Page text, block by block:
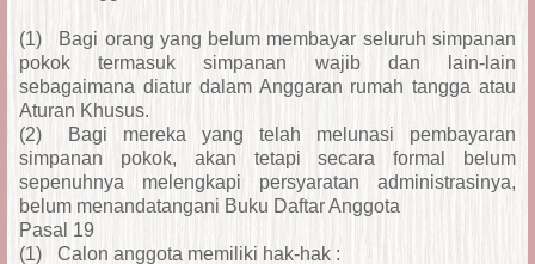
(1)
Bagi orang yang belum membayar seluruh simpanan
pokok termasuk simpanan wajib dan lain-lain
sebagaimana diatur dalam Anggaran rumah tangga atau
Aturan Khusus.
(2)
Bagi mereka yang telah melunasi pembayaran
simpanan pokok, akan tetapi secara formal belum
sepenuhnya melengkapi persyaratan administrasinya,
belum menandatangani Buku Daftar Anggota
Pasal 19
(1)
Calon anggota memiliki hak-hak :